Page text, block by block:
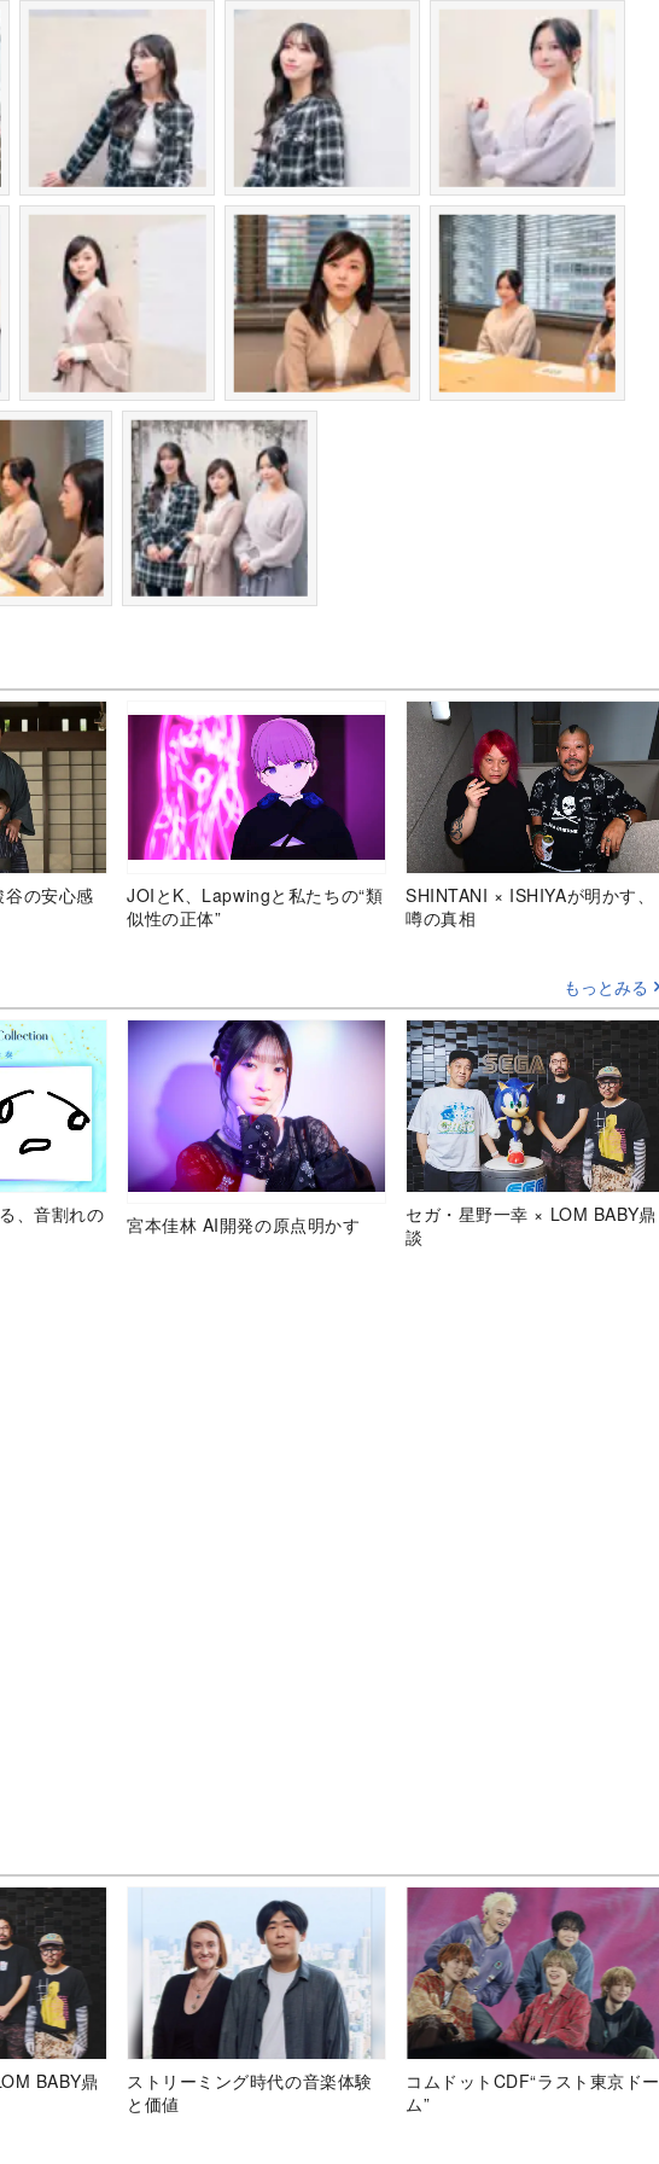
谷の安心感
JOIとK、Lapwingと私たちの“類
似性の正体”
SHINTANI × ISHIYAが明かす、
噂の真相
もっとみる
、音割れの
宮本佳林 AI開発の原点明かす
セガ・星野一幸 × LOM BABY鼎
談
BABY鼎
ストリーミング時代の音楽体験
と価値
コムドットCDF“ラスト東京ドー
ム”